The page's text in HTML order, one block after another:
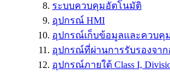
ระบบควบคุมอัตโนมัติ
อุปกรณ์ HMI
อุปกรณ์เก็บข้อมูลและควบคุ
อุปกรณ์ที่ผ่านการรับรองจา
อุปกรณ์ภายใต้ Class I,